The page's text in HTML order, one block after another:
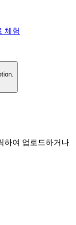
체험
하여 업로드하거나